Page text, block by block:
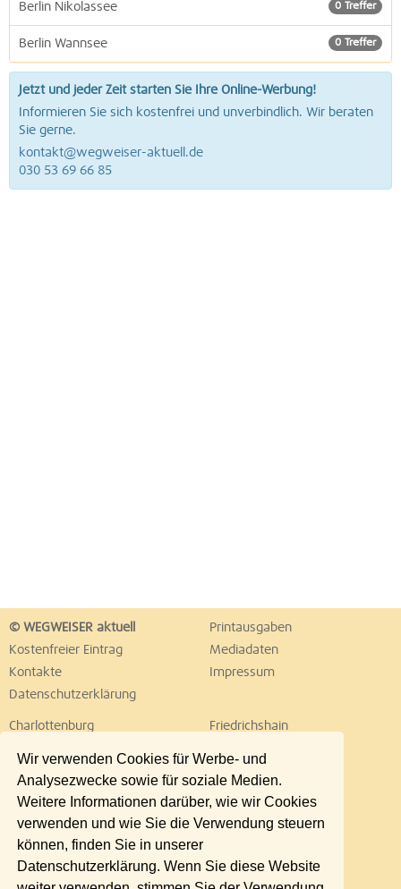
Wir verwenden Cookies für Werbe- und
Analysezwecke sowie für soziale Medien.
Weitere Informationen darüber, wie wir Cookies
verwenden und wie Sie die Verwendung steuern
können, finden Sie in unserer
Datenschutzerklärung. Wenn Sie diese Website
0 Treffer
Berlin Nikolassee
0 Treffer
Berlin Wannsee
Jetzt und jeder Zeit starten Sie Ihre Online-Werbung!
Informieren Sie sich kostenfrei und unverbindlich. Wir beraten
Sie gerne.
kontakt@wegweiser-aktuell.de
030 53 69 66 85
© WEGWEISER aktuell
Printausgaben
Kostenfreier Eintrag
Mediadaten
Kontakte
Impressum
Datenschutzerklärung
Charlottenburg
Friedrichshain
Lichtenberg
Marzahn
Neukölln
Pankow
Reinickendorf
Schöneberg
Spandau
Steglitz